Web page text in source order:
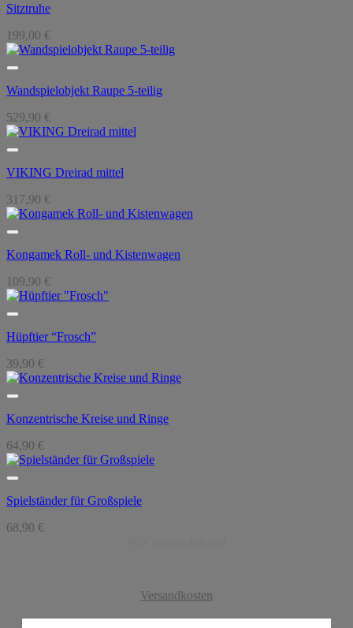
Sitztruhe
199,00 €
Wandspielobjekt Raupe 5-teilig
529,90 €
VIKING Dreirad mittel
317,90 €
Kongamek Roll- und Kistenwagen
109,90 €
Hüpftier “Frosch”
39,90 €
Konzentrische Kreise und Ringe
64,90 €
Spielständer für Großspiele
68,90 €
Versandkosten